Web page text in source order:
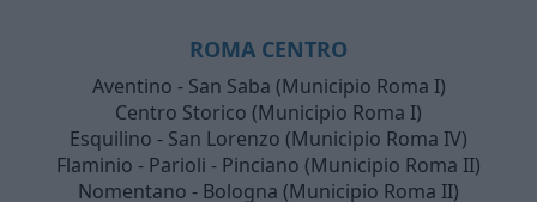
ROMA CENTRO
Aventino - San Saba (Municipio Roma I)
Centro Storico (Municipio Roma I)
Esquilino - San Lorenzo (Municipio Roma IV)
Flaminio - Parioli - Pinciano (Municipio Roma II)
Nomentano - Bologna (Municipio Roma II)